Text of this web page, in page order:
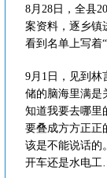
8月28日，全县
案资料，逐乡镇
看到名单上写着
9月1日，见到林
储的脑海里满是
知道我要去哪里
要叠成方方正正
该是不能说话的
开车还是水电